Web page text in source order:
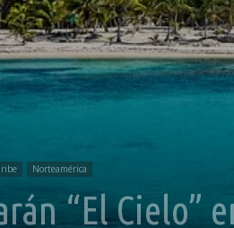
Norteamérica
“El Cielo”